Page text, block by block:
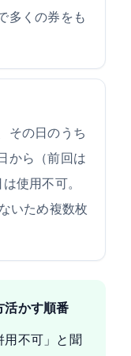
多くの券をも
その日のうち
から（前回は
使用不可。
いため複数枚
活かす順番
用不可」と聞